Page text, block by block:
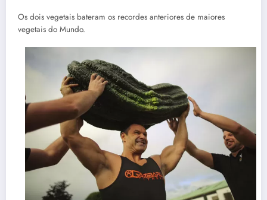
Os dois vegetais bateram os recordes anteriores de maiores
vegetais do Mundo.